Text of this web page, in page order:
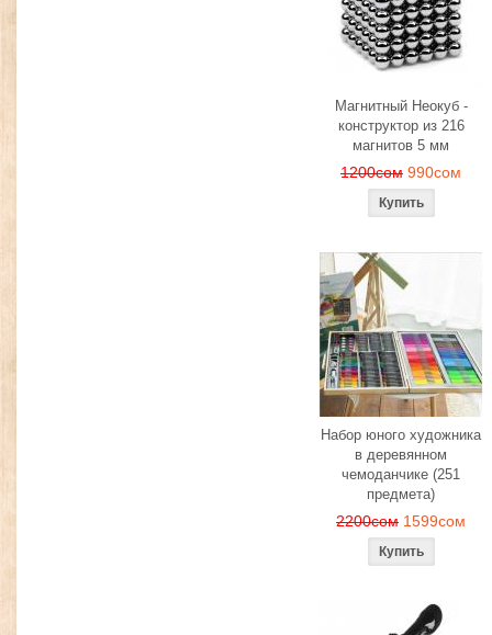
Магнитный Неокуб -
конструктор из 216
магнитов 5 мм
1200сом 990сом
Набор юного художника
в деревянном
чемоданчике (251
предмета)
2200сом 1599сом